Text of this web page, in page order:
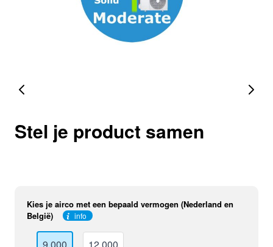
Stel je product samen
Kies je airco met een bepaald vermogen (Nederland en
België)
info